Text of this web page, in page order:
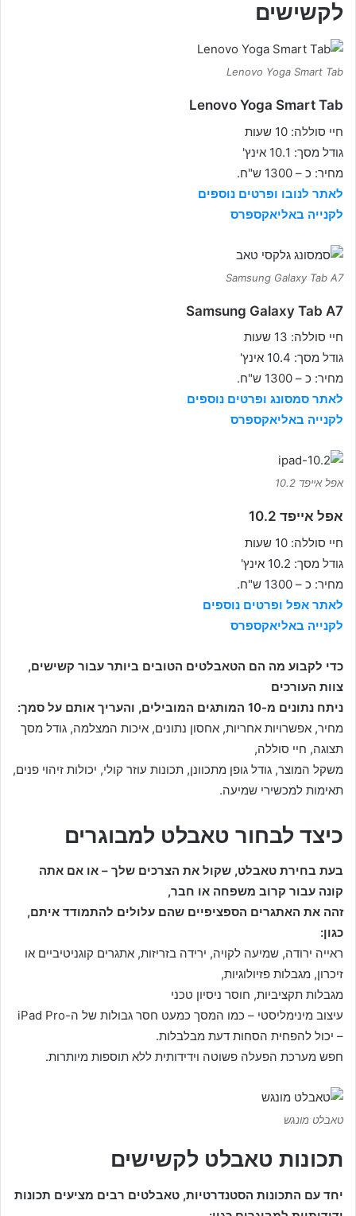
לקשישים
Lenovo Yoga Smart Tab
Lenovo Yoga Smart Tab
חיי סוללה: 10 שעות
גודל מסך: 10.1 אינץ'
מחיר: כ – 1300 ש"ח.
לאתר לנובו ופרטים נוספים
לקנייה באליאקספרס
Samsung Galaxy Tab A7
Samsung Galaxy Tab A7
חיי סוללה: 13 שעות
גודל מסך: 10.4 אינץ'
מחיר: כ – 1300 ש"ח.
לאתר סמסונג ופרטים נוספים
לקנייה באליאקספרס
אפל אייפד 10.2
אפל אייפד 10.2
חיי סוללה: 10 שעות
גודל מסך: 10.2 אינץ'
מחיר: כ – 1300 ש"ח.
לאתר אפל ופרטים נוספים
לקנייה באליאקספרס
כדי לקבוע מה הם הטאבלטים הטובים ביותר עבור קשישים,
צוות העורכים
ניתח נתונים מ-10 המותגים המובילים, והעריך אותם על סמך:
מחיר, אפשרויות אחריות, אחסון נתונים, איכות המצלמה, גודל מסך
תצוגה, חיי סוללה,
משקל המוצר, גודל גופן מתכוונן, תכונות עוזר קולי, יכולות זיהוי פנים,
תאימות למכשירי שמיעה.
כיצד לבחור טאבלט למבוגרים
בעת בחירת טאבלט, שקול את הצרכים שלך – או אם אתה
קונה עבור קרוב משפחה או חבר,
זהה את האתגרים הספציפיים שהם עלולים להתמודד איתם,
כגון:
ראייה ירודה, שמיעה לקויה, ירידה בזריזות, אתגרים קוגניטיביים או
זיכרון, מגבלות פזיולוגיות,
מגבלות תקציביות, חוסר ניסיון טכני
עיצוב מינימליסטי – כמו המסך כמעט חסר גבולות של ה-iPad Pro
– יכול להפחית הסחות דעת מבלבלות.
חפש מערכת הפעלה פשוטה וידידותית ללא תוספות מיותרות.
טאבלט מונגש
תכונות טאבלט לקשישים
יחד עם התכונות הסטנדרטיות, טאבלטים רבים מציעים תכונות